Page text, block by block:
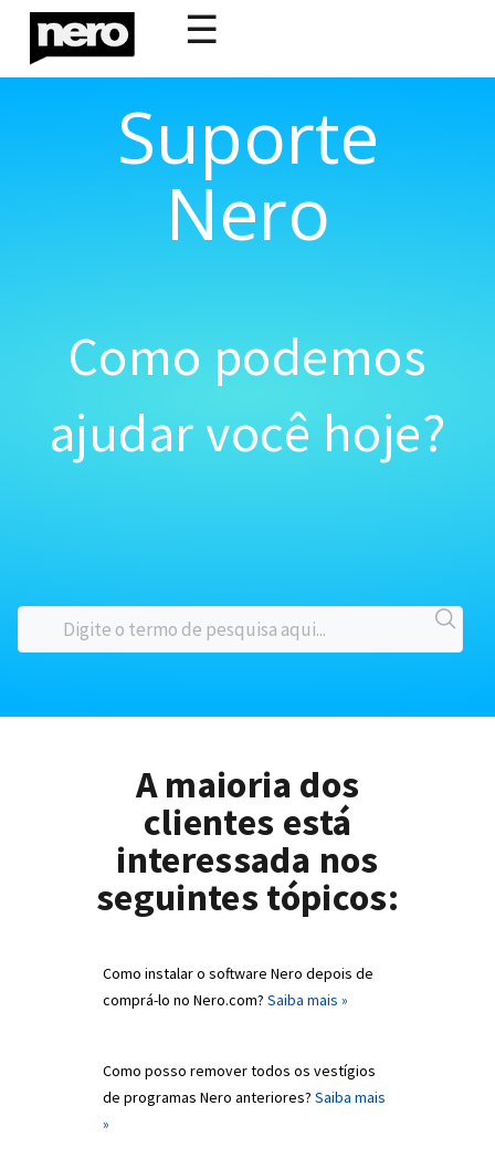
☰
Suporte
Nero
Como podemos
ajudar você hoje?
A maioria dos
clientes está
interessada nos
seguintes tópicos:
Como instalar o software Nero depois de
comprá-lo no Nero.com? Saiba mais »
Como posso remover todos os vestígios
de programas Nero anteriores? Saiba mais
»